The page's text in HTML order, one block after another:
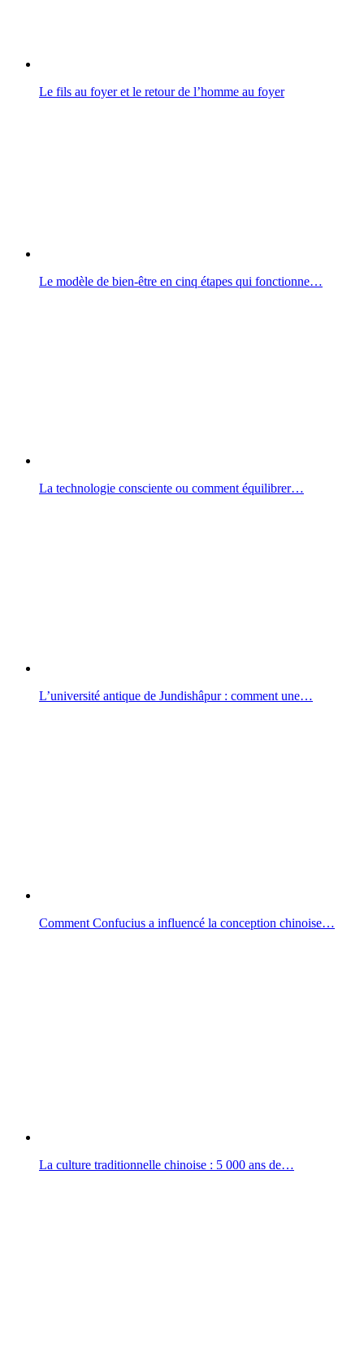
Le fils au foyer et le retour de l’homme au foyer
Le modèle de bien-être en cinq étapes qui fonctionne…
La technologie consciente ou comment équilibrer…
L’université antique de Jundishâpur : comment une…
Comment Confucius a influencé la conception chinoise…
La culture traditionnelle chinoise : 5 000 ans de…